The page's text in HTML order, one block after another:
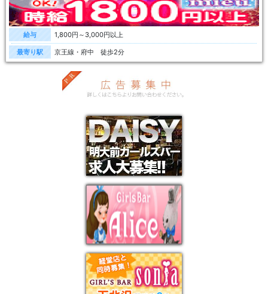
給与 1,800円～3,000円以上
最寄り駅 京王線・府中 徒歩2分